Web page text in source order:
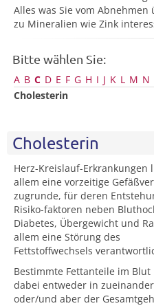
Alles was Sie vom
zu Mineralien wie Zink
Bitte wählen Sie:
A B C D E F G H I J K L M N
Cholesterin
Cholesterin
Herz-Kreislauf-Erkrankungen
allem eine vorzeitige
zugrunde, für deren
Risiko-faktoren neben
Diabetes, Übergewicht und
allem eine Störung des
Fettstoffwechsels
Bestimmte Fettanteile im Blut
dabei entweder in
oder/und aber der